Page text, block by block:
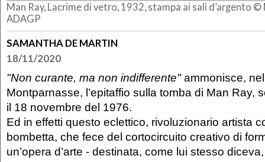
Man Ray, Lacrime di vetro, 1932, stampa ai sali d’argento ©
ADAGP
SAMANTHA DE MARTIN
18/11/2020
"Non curante, ma non indifferente"ammonisce,
Montparnasse, l’epitaffio sulla tomba di Man Ray,
il 18 novembre del 1976.
Ed in effetti questo eclettico, rivoluzionario artista
bombetta, che fece del cortocircuito creativo di
un’opera d’arte - destinata, come lui stesso